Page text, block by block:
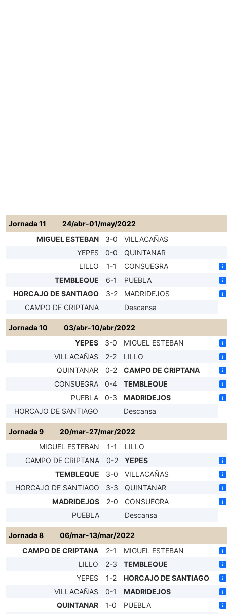
Jornada 11
24/abr-01/may/2022
MIGUEL ESTEBAN
3-0
VILLACAÑAS
YEPES
0-0
QUINTANAR
LILLO
1-1
CONSUEGRA
TEMBLEQUE
6-1
PUEBLA
HORCAJO DE SANTIAGO
3-2
MADRIDEJOS
CAMPO DE CRIPTANA
Descansa
Jornada 10
03/abr-10/abr/2022
YEPES
3-0
MIGUEL ESTEBAN
VILLACAÑAS
2-2
LILLO
QUINTANAR
0-2
CAMPO DE CRIPTANA
CONSUEGRA
0-4
TEMBLEQUE
PUEBLA
0-3
MADRIDEJOS
HORCAJO DE SANTIAGO
Descansa
Jornada 9
20/mar-27/mar/2022
MIGUEL ESTEBAN
1-1
LILLO
CAMPO DE CRIPTANA
0-2
YEPES
TEMBLEQUE
3-0
VILLACAÑAS
HORCAJO DE SANTIAGO
3-3
QUINTANAR
MADRIDEJOS
2-0
CONSUEGRA
PUEBLA
Descansa
Jornada 8
06/mar-13/mar/2022
CAMPO DE CRIPTANA
2-1
MIGUEL ESTEBAN
LILLO
2-3
TEMBLEQUE
YEPES
1-2
HORCAJO DE SANTIAGO
VILLACAÑAS
0-1
MADRIDEJOS
QUINTANAR
1-0
PUEBLA